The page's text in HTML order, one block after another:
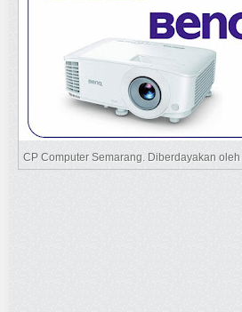
CP Computer Semarang. Diberdayakan oleh